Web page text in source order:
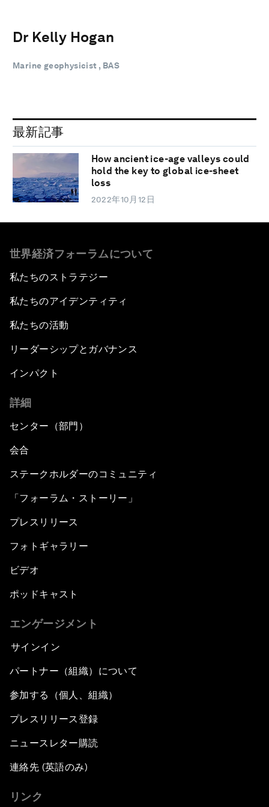
Dr Kelly Hogan
Marine geophysicist , BAS
最新記事
How ancient ice-age valleys could
hold the key to global ice-sheet
loss
2022年10月12日
世界経済フォーラムについて
私たちのストラテジー
私たちのアイデンティティ
私たちの活動
リーダーシップとガバナンス
インパクト
詳細
センター（部門）
会合
ステークホルダーのコミュニティ
「フォーラム・ストーリー」
プレスリリース
フォトギャラリー
ビデオ
ポッドキャスト
エンゲージメント
サインイン
パートナー（組織）について
参加する（個人、組織）
プレスリリース登録
ニュースレター購読
連絡先 (英語のみ)
リンク